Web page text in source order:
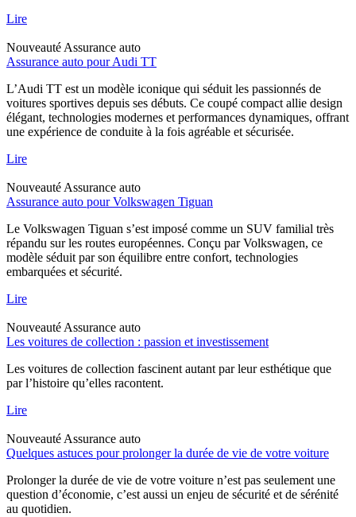
Lire
Nouveauté Assurance auto
Assurance auto pour Audi TT
L’Audi TT est un modèle iconique qui séduit les passionnés de
voitures sportives depuis ses débuts. Ce coupé compact allie design
élégant, technologies modernes et performances dynamiques, offrant
une expérience de conduite à la fois agréable et sécurisée.
Lire
Nouveauté Assurance auto
Assurance auto pour Volkswagen Tiguan
Le Volkswagen Tiguan s’est imposé comme un SUV familial très
répandu sur les routes européennes. Conçu par Volkswagen, ce
modèle séduit par son équilibre entre confort, technologies
embarquées et sécurité.
Lire
Nouveauté Assurance auto
Les voitures de collection : passion et investissement
Les voitures de collection fascinent autant par leur esthétique que
par l’histoire qu’elles racontent.
Lire
Nouveauté Assurance auto
Quelques astuces pour prolonger la durée de vie de votre voiture
Prolonger la durée de vie de votre voiture n’est pas seulement une
question d’économie, c’est aussi un enjeu de sécurité et de sérénité
au quotidien.